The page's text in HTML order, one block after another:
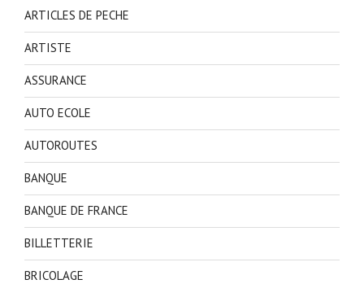
ARTICLES DE PECHE
ARTISTE
ASSURANCE
AUTO ECOLE
AUTOROUTES
BANQUE
BANQUE DE FRANCE
BILLETTERIE
BRICOLAGE